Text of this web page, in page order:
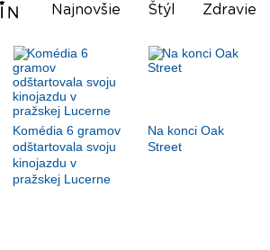
Najnovšie Štýl Zdravie
Komédia 6 gramov
odštartovala svoju
kinojazdu v
pražskej Lucerne
Na konci Oak
Street